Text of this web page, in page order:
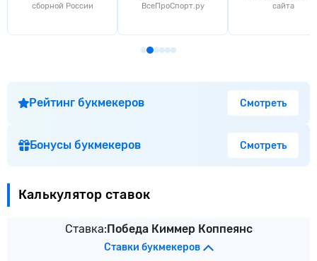
сборной России
ВсеПроСпорт.ру
сайта
Рейтинг букмекеров Смотреть
Бонусы букмекеров Смотреть
Калькулятор ставок
Ставка:Победа Киммер Коппеянс
Ставки букмекеров